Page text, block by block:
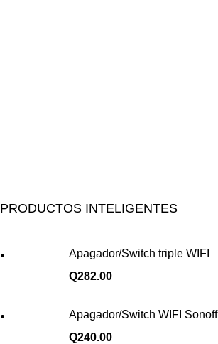
PRODUCTOS INTELIGENTES
Apagador/Switch triple WIFI
Q282.00
Apagador/Switch WIFI Sonoff
Q240.00